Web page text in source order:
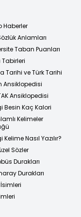
Haberler
Anlamları
Taban Puanları
Tabirleri
Tarihi ve Türk Tarihi
Ansiklopedisi
Ansiklopedisi
Besin Kaç Kalori
Kelimeler
Kelime Nasıl Yazılır?
Sözler
Durakları
Durakları
İsimleri